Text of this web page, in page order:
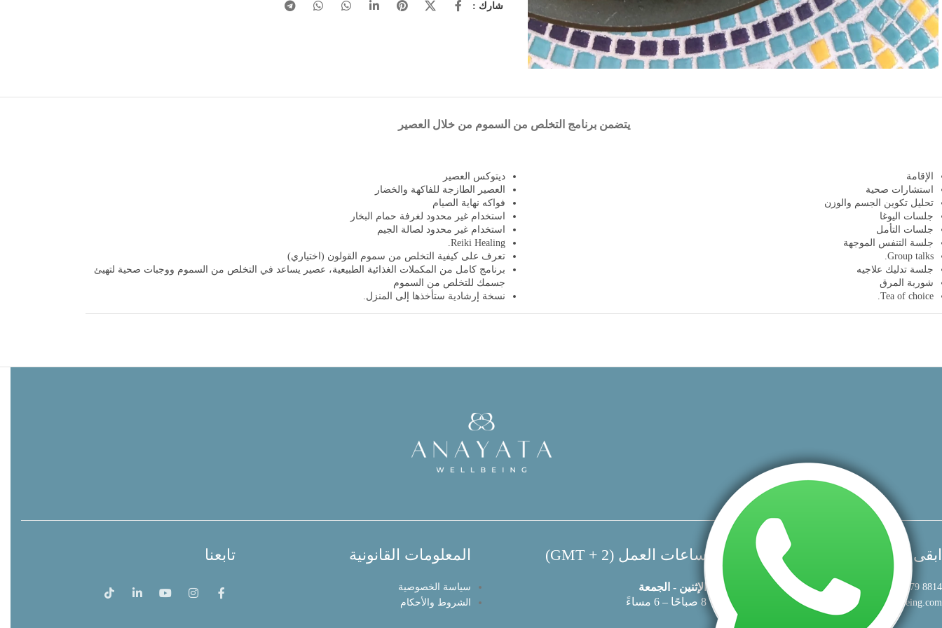
شارك :
يتضمن برنامج التخلص من السموم من خلال العصير
الإقامة​
استشارات صحية​
تحليل تكوين الجسم والوزن​
جلسات اليوغا​
جلسات التأمل​
جلسة التنفس الموجهة​
Group talks.
جلسة تدليك علاجيه​
شوربة المرق​
Tea of choice.
ديتوكس العصير
العصير الطازجة للفاكهة والخضار​
فواكه نهاية الصيام ​
استخدام غير محدود لغرفة حمام البخار​
استخدام غير محدود لصالة الجيم
Reiki Healing.
تعرف على كيفية التخلص من سموم القولون (اختياري)​
برنامج كامل من المكملات الغذائية الطبيعية​، عصير يساعد في التخلص من السموم​ ووجبات صحية لتهيئ
جسمك للتخلص من السموم
نسخة إرشادية ستأخذها إلى المنزل.​
تابعنا المعلومات القانونية
سياسة الخصوصية
الشروط والأحكام
ساعات العمل (GMT + 2)
الإثنين - الجمعة
8 صباحًا – 6 مساءً
ابقى على تواصل
8814 479 50 971+
info@anayatawellbeing.com